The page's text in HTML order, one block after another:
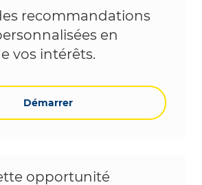
recommandations
en
vos intérêts.
Démarrer
opportunité